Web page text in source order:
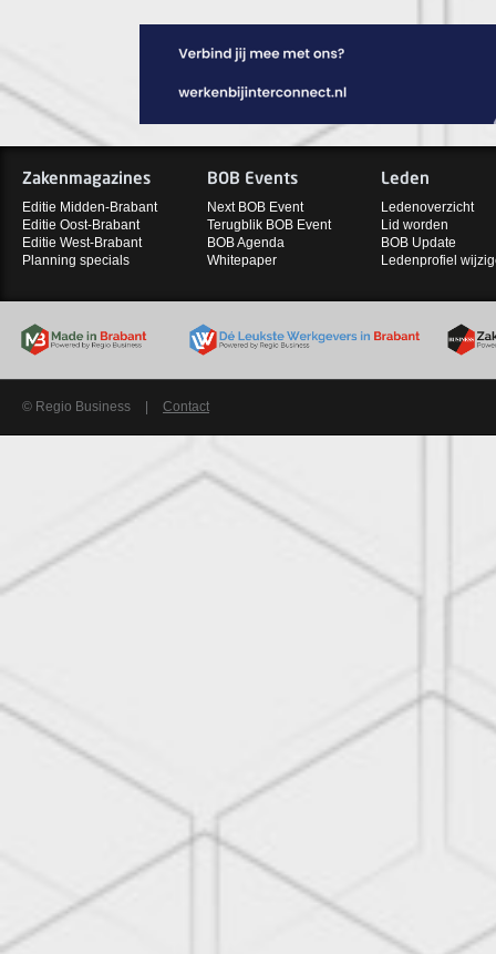
Zakenmagazines
Editie Midden-Brabant
Editie Oost-Brabant
Editie West-Brabant
Planning specials
BOB Events
Next BOB Event
Terugblik BOB Event
BOB Agenda
Whitepaper
Leden
Ledenoverzicht
Lid worden
BOB Update
Ledenprofiel
© Regio Business Contact